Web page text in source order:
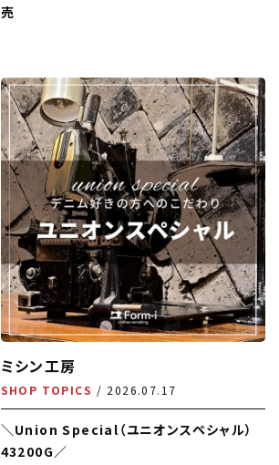
売
ミシン工房
SHOP TOPICS 2026.07.17
＼Union Special（ユニオンスペシャル）
43200G／